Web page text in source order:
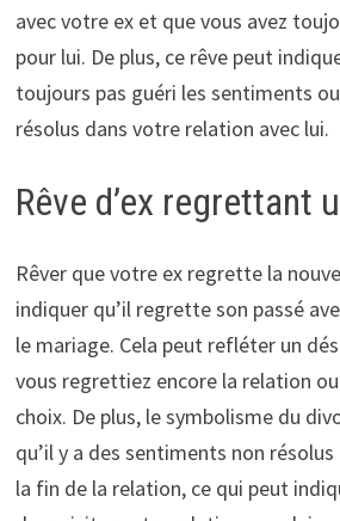
avec votre ex et que vous avez
pour lui. De plus, ce rêve peut
toujours pas guéri les sentiments
résolus dans votre relation avec lui.
Rêve d’ex regrettant
Rêver que votre ex regrette la
indiquer qu’il regrette son passé
le mariage. Cela peut refléter un
vous regrettiez encore la relation
choix. De plus, le symbolisme du
qu’il y a des sentiments non
la fin de la relation, ce qui peut